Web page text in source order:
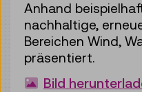
Anhand
nachhaltige,
Bereichen Wind,
präsentiert.
Bild